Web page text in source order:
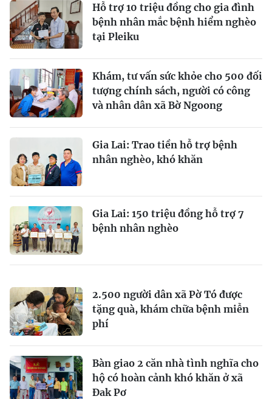
Hỗ trợ 10 triệu đồng cho gia đình
bệnh nhân mắc bệnh hiểm nghèo
tại Pleiku
Khám, tư vấn sức khỏe cho 500 đối
tượng chính sách, người có công
và nhân dân xã Bờ Ngoong
Gia Lai: Trao tiền hỗ trợ bệnh
nhân nghèo, khó khăn
Gia Lai: 150 triệu đồng hỗ trợ 7
bệnh nhân nghèo
2.500 người dân xã Pờ Tó được
tặng quà, khám chữa bệnh miễn
phí
Bàn giao 2 căn nhà tình nghĩa cho
hộ có hoàn cảnh khó khăn ở xã
Đak Pơ